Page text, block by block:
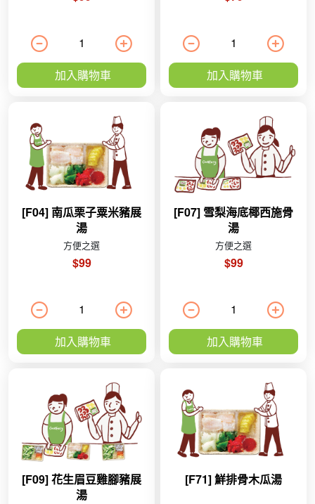
加入購物車 加入購物車
[F04] 南瓜栗子粟米豬展
湯
方便之選
$99
加入購物車
[F07] 雪梨海底椰西施骨
湯
方便之選
$99
加入購物車
[F09] 花生眉豆雞腳豬展
湯
[F71] 鮮排骨木瓜湯